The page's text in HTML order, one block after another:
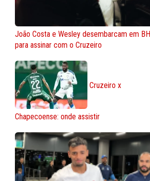
João Costa e Wesley desembarcam em BH
para assinar com o Cruzeiro
Cruzeiro x
Chapecoense: onde assistir